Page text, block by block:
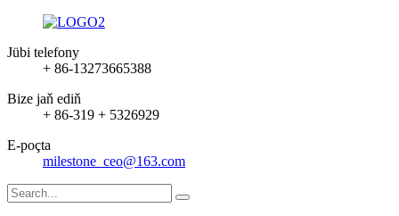
Jübi telefony
+ 86-13273665388
Bize jaň ediň
+ 86-319 + 5326929
E-poçta
milestone_ceo@163.com